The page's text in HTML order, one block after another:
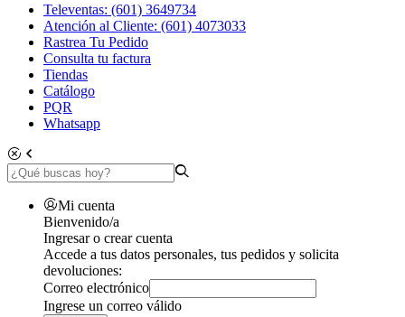
Televentas: (601) 3649734
Atención al Cliente: (601) 4073033
Rastrea Tu Pedido
Consulta tu factura
Tiendas
Catálogo
PQR
Whatsapp
Mi cuenta
Bienvenido/a
Ingresar o crear cuenta
Accede a tus datos personales, tus pedidos y solicita
devoluciones:
Correo electrónico
Ingrese un correo válido